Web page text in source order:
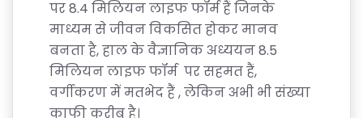
पर 8.4 मिलियन लाइफ फॉर्म हैं जिनके
माध्यम से जीवन विकसित होकर मानव
बनता है, हाल के वैज्ञानिक अध्ययन 8.5
मिलियन लाइफ फॉर्म पर सहमत हैं,
वर्गीकरण में मतभेद हैं , लेकिन अभी भी संख्या
काफी करीब है।